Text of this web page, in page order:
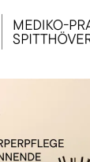
springen